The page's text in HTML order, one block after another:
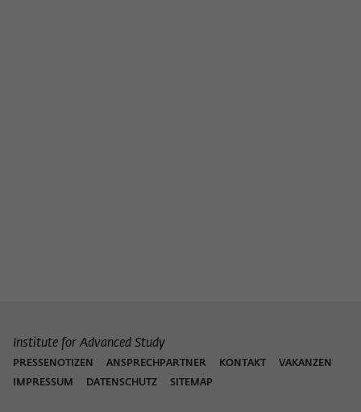
Institute for Advanced Study
PRESSENOTIZEN ANSPRECHPARTNER KONTAKT
VAKANZEN
IMPRESSUM
DATENSCHUTZ SITEMAP